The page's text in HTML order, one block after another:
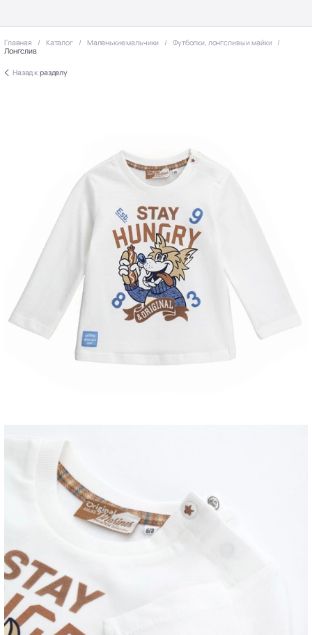
Главная Каталог Маленькие мальчики
Футболки, лонгсливы и майки
Лонгслив
Назад к разделу